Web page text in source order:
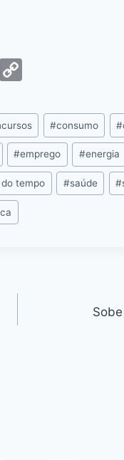
G
p
y
Li
n
#consumo #
#emprego #energia
tempo #saúde #